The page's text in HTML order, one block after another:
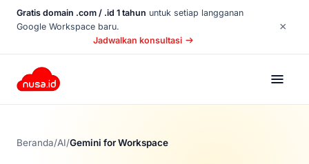
Gratis domain .com / .id 1 tahun untuk setiap langganan
Google Workspace baru.
Jadwalkan konsultasi
×
Beranda/AI/Gemini for Workspace